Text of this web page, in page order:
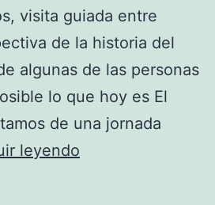
visita guiada entre
de la historia del
algunas de las personas
lo que hoy es El
de una jornada
leyendo